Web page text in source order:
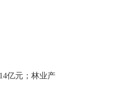
亿元；林业产